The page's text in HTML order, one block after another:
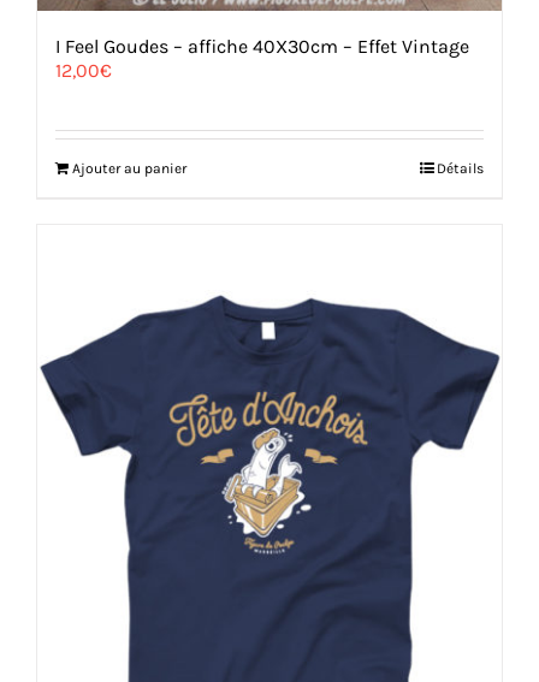
I Feel Goudes – affiche 40X30cm – Effet Vintage
12,00€
Ajouter au panier Détails